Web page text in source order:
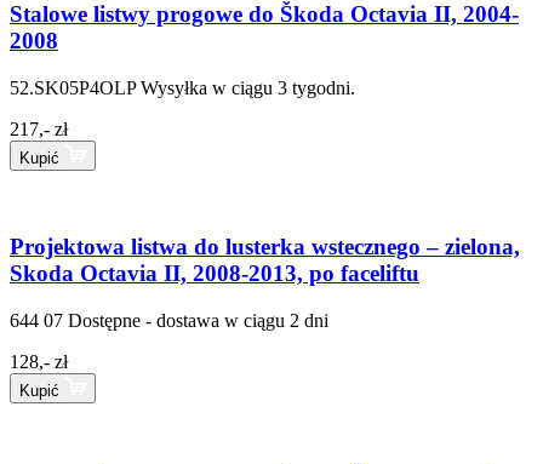
Stalowe listwy progowe do Škoda Octavia II, 2004-
2008
52.SK05P4OLP Wysyłka w ciągu 3 tygodni.
217,- zł
Kupić
Projektowa listwa do lusterka wstecznego – zielona,
Skoda Octavia II, 2008-2013, po faceliftu
644 07 Dostępne - dostawa w ciągu 2 dni
128,- zł
Kupić